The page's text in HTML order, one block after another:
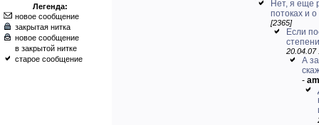
Легенда:
новое сообщение
закрытая нитка
новое сообщение
в закрытой нитке
старое сообщение
Нет, я еще
потоках и о
[2365]
Если
20.04.07
А
-